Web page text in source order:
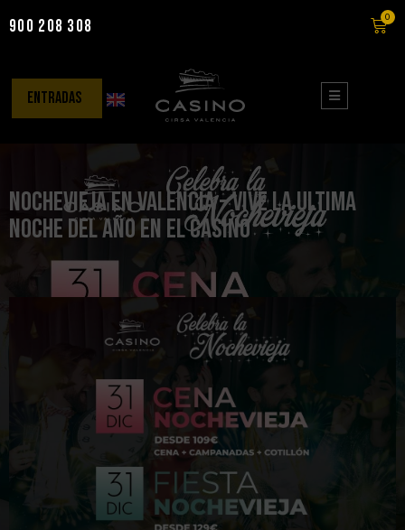
contenido
900 208 308 0
entradas
Nochevieja en Valencia – Vive la ultima
noche del año en el Casino